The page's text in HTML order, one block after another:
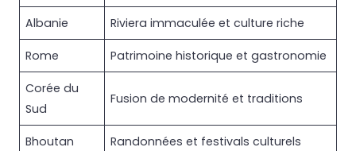
Albanie Riviera immaculée et culture riche
Rome Patrimoine historique et gastronomie
Corée du
Sud
Fusion de modernité et traditions
Bhoutan Randonnées et festivals culturels